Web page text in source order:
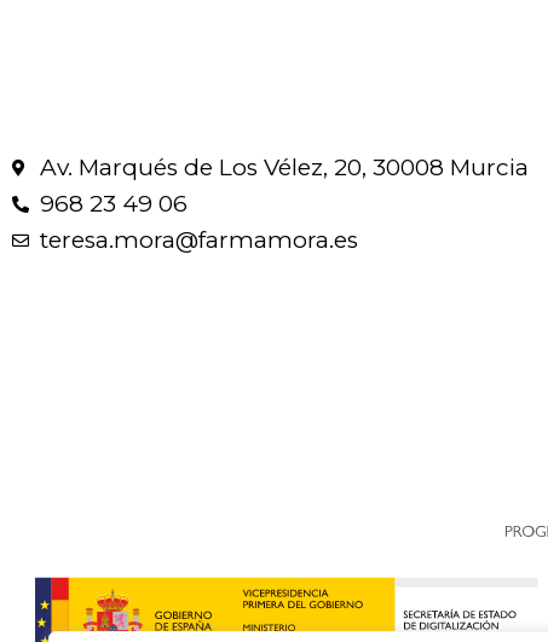
Av. Marqués de Los Vélez, 20, 30008 Murcia
968 23 49 06
teresa.mora@farmamora.es